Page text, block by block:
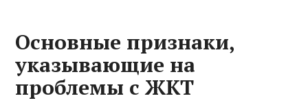
Основные признаки,
указывающие на
проблемы с ЖКТ